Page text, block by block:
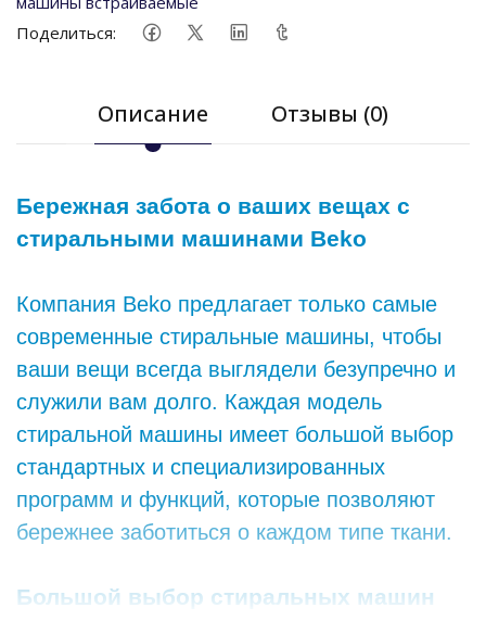
Поделиться:
Описание Отзывы (0)
Бережная забота о ваших вещах с
стиральными машинами Beko
Компания Beko предлагает только самые
современные стиральные машины, чтобы
ваши вещи всегда выглядели безупречно и
служили вам долго. Каждая модель
стиральной машины имеет большой выбор
стандартных и специализированных
программ и функций, которые позволяют
бережнее заботиться о каждом типе ткани.
Большой выбор стиральных машин